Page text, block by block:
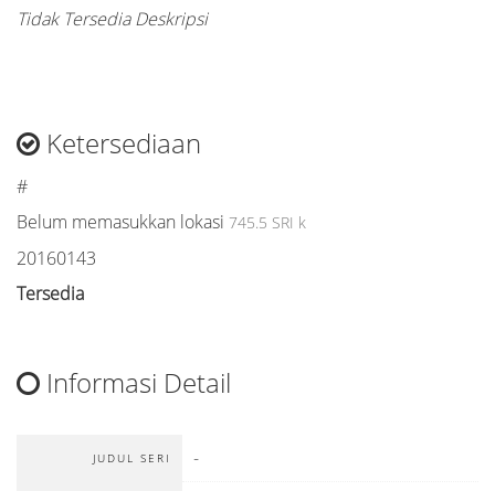
Tidak Tersedia Deskripsi
Ketersediaan
#
Belum memasukkan lokasi 745.5 SRI k
20160143
Tersedia
Informasi Detail
JUDUL SERI -